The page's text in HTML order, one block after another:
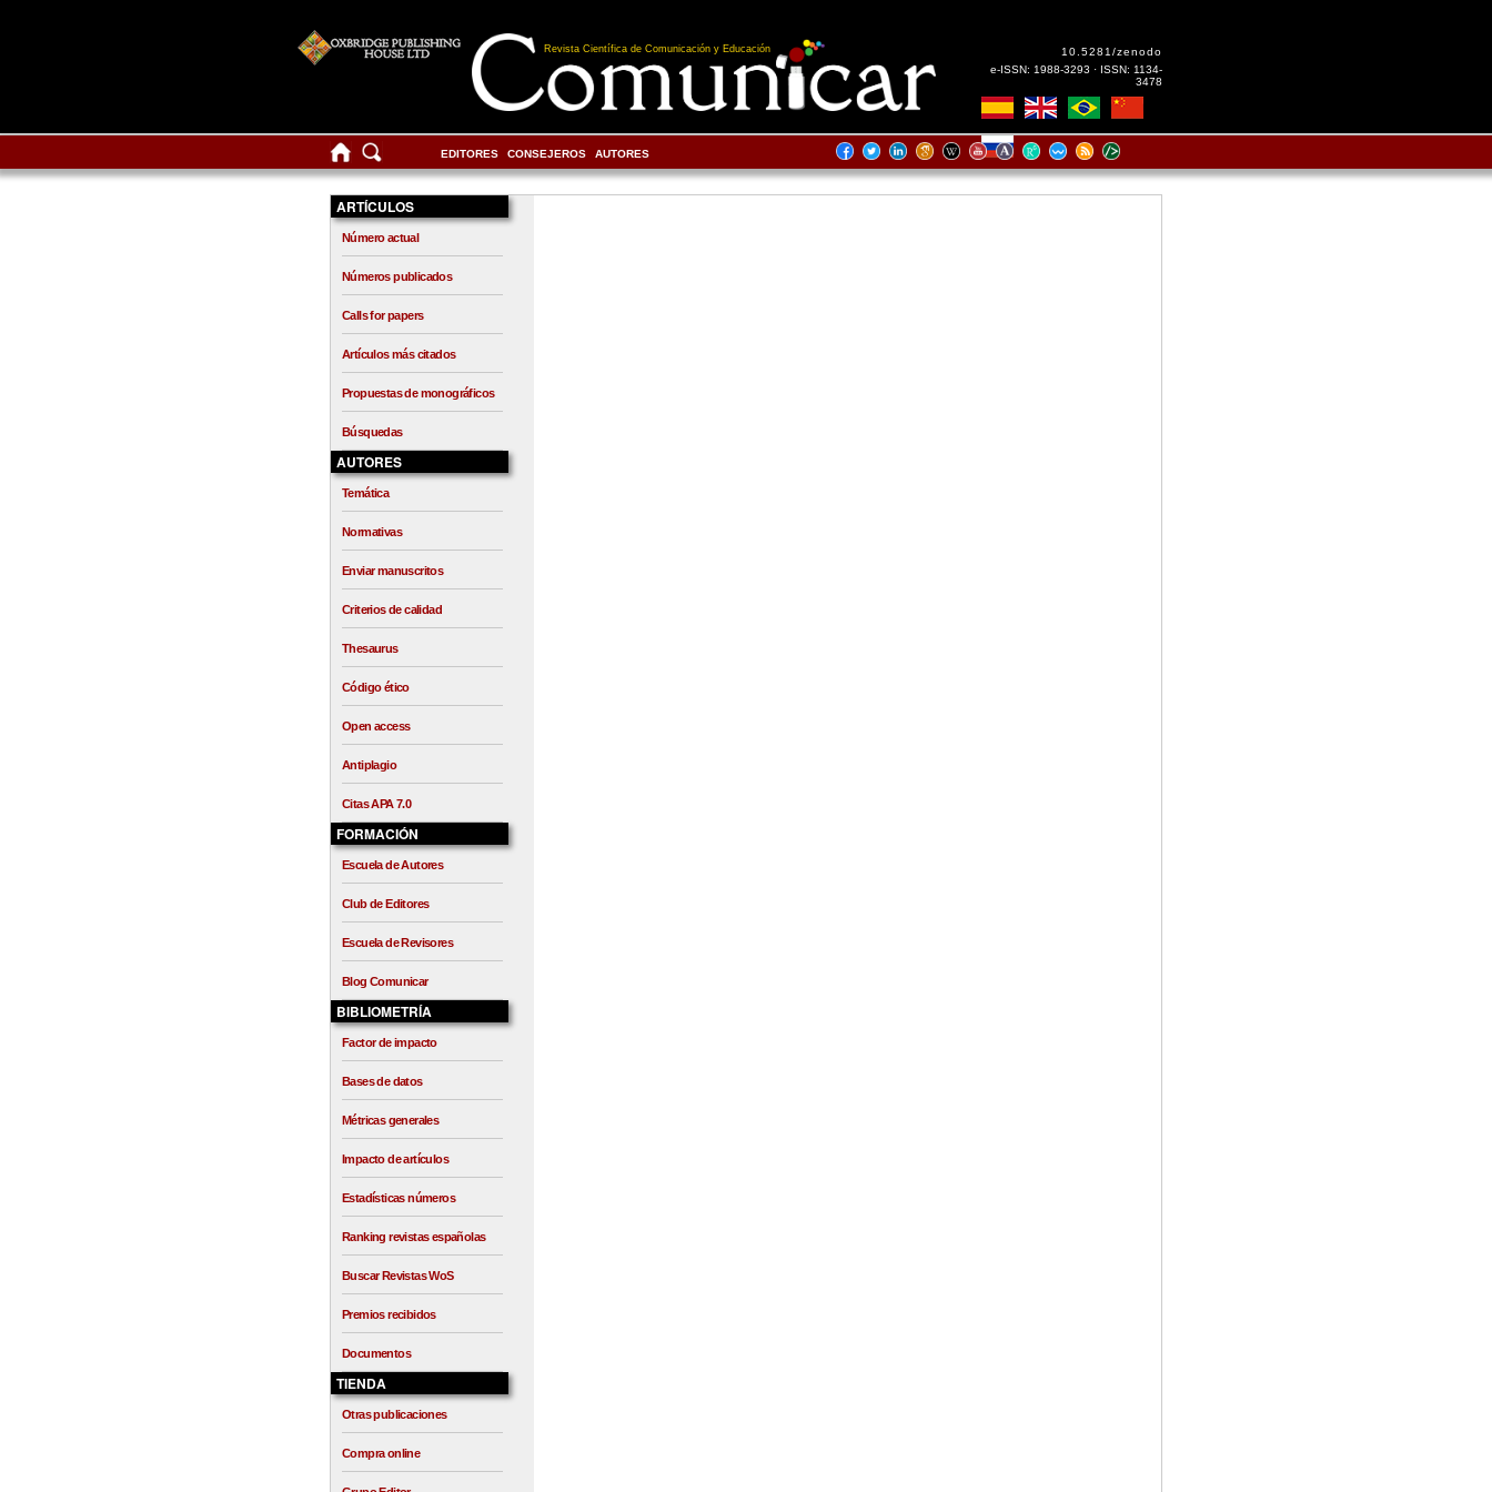
Revista Científica de Comunicación y Educación
10.5281/zenodo
e-ISSN: 1988-3293 · ISSN: 1134-
3478
EDITORES CONSEJEROS AUTORES
ARTÍCULOS
Número actual
Números publicados
Calls for papers
Artículos más citados
Propuestas de monográficos
Búsquedas
AUTORES
Temática
Normativas
Enviar manuscritos
Criterios de calidad
Thesaurus
Código ético
Open access
Antiplagio
Citas APA 7.0
FORMACIÓN
Escuela de Autores
Club de Editores
Escuela de Revisores
Blog Comunicar
BIBLIOMETRÍA
Factor de impacto
Bases de datos
Métricas generales
Impacto de artículos
Estadísticas números
Ranking revistas españolas
Buscar Revistas WoS
Premios recibidos
Documentos
TIENDA
Otras publicaciones
Compra online